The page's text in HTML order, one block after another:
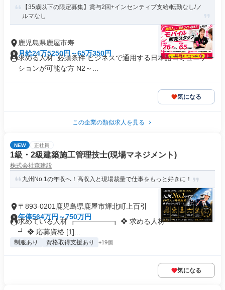
【35歳以下の限定募集】賞与2回+インセンティブ支給/転勤なし/ノ
ルマなし
鹿児島県鹿屋市寿
月給24万5250円～65万350円
求める人材: 必須条件 ビジネスで通用する日本語コミュニケー
ションが可能な方 N2～...
気になる
この企業の類似求人を見る
NEW 正社員
1級・2級建築施工管理技士(現場マネジメント)
株式会社森建設
九州No.1の年収へ！高収入と現場裁量で仕事をもっと好きに！
〒893-0201鹿児島県鹿屋市輝北町上百引
年俸564万円～750万円
求めている人材 ┏━━━━━┓ ❖ 求める人材 ┗━━━━━
┛ ❖ 応募資格 [1]...
制服あり 資格取得支援あり +19個
気になる